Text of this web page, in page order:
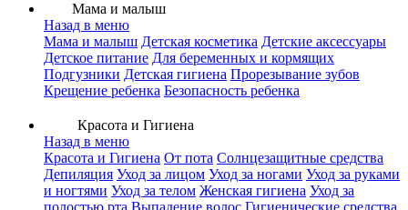
Мама и малыш
Назад в меню
Мама и малыш Детская косметика Детские аксессуары
Детское питание Для беременных и кормящих
Подгузники Детская гигиена Прорезывание зубов
Крещение ребенка Безопасность ребенка
Красота и Гигиена
Назад в меню
Красота и Гигиена От пота Солнцезащитные средства
Депиляция Уход за лицом Уход за ногами Уход за руками
и ногтями Уход за телом Женская гигиена Уход за
полостью рта Выпадение волос Гигиенические средства